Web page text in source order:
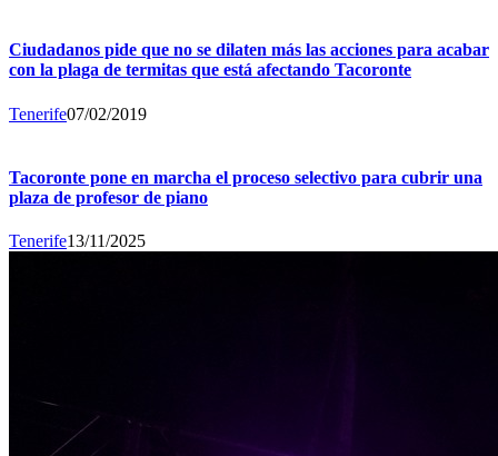
Ciudadanos pide que no se dilaten más las acciones para acabar
con la plaga de termitas que está afectando Tacoronte
Tenerife07/02/2019
Tacoronte pone en marcha el proceso selectivo para cubrir una
plaza de profesor de piano
Tenerife13/11/2025